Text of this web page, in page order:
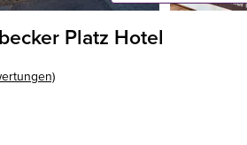
Platz Hotel